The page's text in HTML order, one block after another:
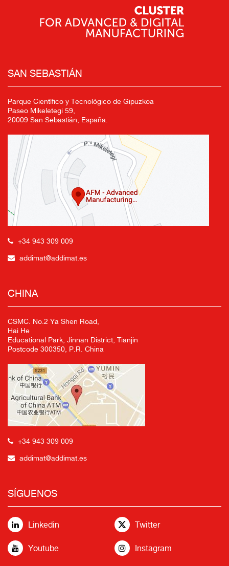
SAN SEBASTIÁN
Parque Científico y Tecnológico de Gipuzkoa
Paseo Mikeletegi 59,
20009 San Sebastián, España.
+34 943 309 009
addimat@addimat.es
CHINA
CSMC. No.2 Ya Shen Road,
Hai He
Educational Park, Jinnan District, Tianjin
Postcode 300350, P.R. China
+34 943 309 009
addimat@addimat.es
SÍGUENOS
Linkedin Twitter
Youtube Instagram